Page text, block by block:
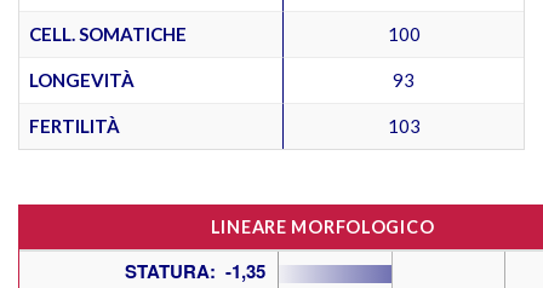
CELL. SOMATICHE 100
LONGEVITÀ 93
FERTILITÀ 103
LINEARE MORFOLOGICO